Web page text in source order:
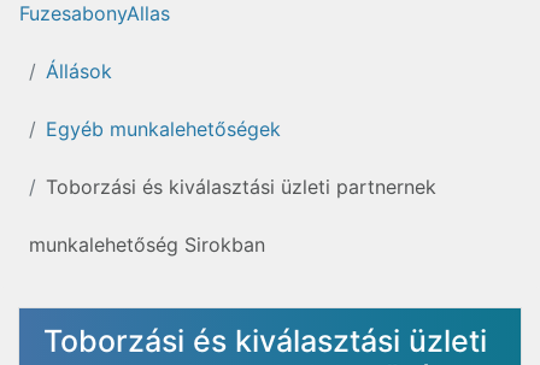
FuzesabonyAllas
Állások
Egyéb munkalehetőségek
Toborzási és kiválasztási üzleti partnernek
munkalehetőség Sirokban
Toborzási és kiválasztási üzleti